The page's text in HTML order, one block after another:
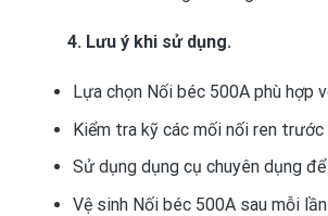
4. Lưu ý khi sử dụng.
Lựa chọn Nối béc 500A phù hợp
Kiểm tra kỹ các mối nối ren
Sử dụng dụng cụ chuyên dụng
Vệ sinh Nối béc 500A sau mỗi